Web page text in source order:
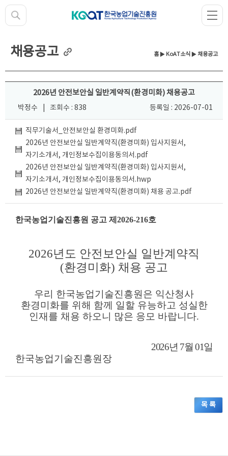
채용공고 홈▶ KoAT소식 ▶ 채용공고
2026년 안전보안실 일반계약직(환경미화) 채용공고
박정수 조회수 : 838 등록일 : 2026-07-01
직무기술서_안전보안실 환경미화.pdf
2026년 안전보안실 일반계약직(환경미화) 입사지원서,
자기소개서, 개인정보수집이용동의서.pdf
2026년 안전보안실 일반계약직(환경미화) 입사지원서,
자기소개서, 개인정보수집이용동의서.hwp
2026년 안전보안실 일반계약직(환경미화) 채용 공고.pdf
한국농업기술진흥원 공고 제2026-216호
2026년도 안전보안실 일반계약직
(환경미화) 채용 공고
우리 한국농업기술진흥원은 익산청사
환경미화를 위해 함께 일할 유능하고 성실한
인재를 채용 하오니 많은 응모 바랍니다.
2026년 7월 01일
한국농업기술진흥원장
목 록